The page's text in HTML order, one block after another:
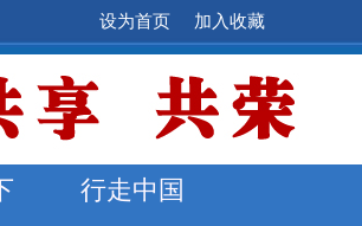
加入收藏
设为首页
行走中国